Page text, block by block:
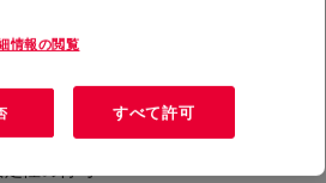
の開口部の封止
情報の閲覧
すべて許可